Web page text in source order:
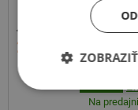
456,95 €
284,90 €
Na